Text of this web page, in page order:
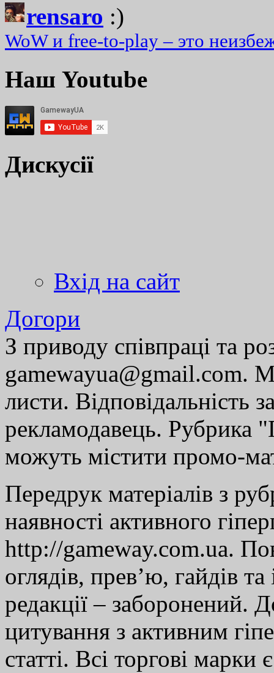
rensaro :)
WoW и free-to-play – это
Наш Youtube
Дискусії
Вхід на сайт
Догори
З приводу співпраці та
gamewayua@gmail.com.
листи. Відповідальність
рекламодавець. Рубрика
можуть містити промо-
Передрук матеріалів з
наявності активного
http://gameway.com.ua.
оглядів, прев’ю, гайдів
редакції – заборонений.
цитування з активним
статті. Всі торгові марки